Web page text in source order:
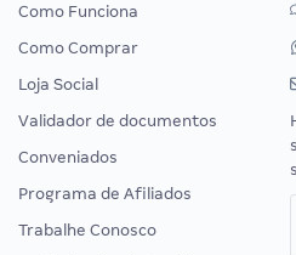
Como Funciona
Como Comprar
Loja Social
Validador de documentos
Conveniados
Programa de Afiliados
Trabalhe Conosco